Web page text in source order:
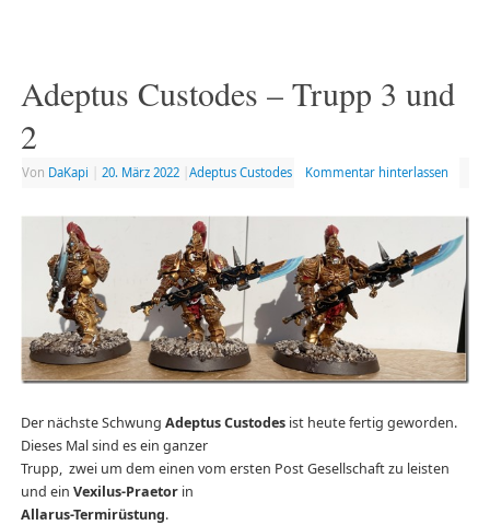
Adeptus Custodes – Trupp 3 und
2
Von DaKapi 20. März 2022 Adeptus Custodes Kommentar hinterlassen
Der nächste Schwung Adeptus Custodesist heute fertig geworden.
Dieses Mal sind es ein ganzer
Trupp, zwei um dem einen vom ersten Post Gesellschaft zu leisten
und ein Vexilus-Praetorin
Allarus-Termirüstung.